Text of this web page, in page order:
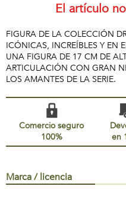
El artículo
FIGURA DE LA COLECCIÓN
ICÓNICAS, INCREÍBLES Y EN
UNA FIGURA DE 17 CM DE
ARTICULACIÓN CON GRAN
LOS AMANTES DE LA SERIE.
Comercio seguro
100%
en
Marca / licencia